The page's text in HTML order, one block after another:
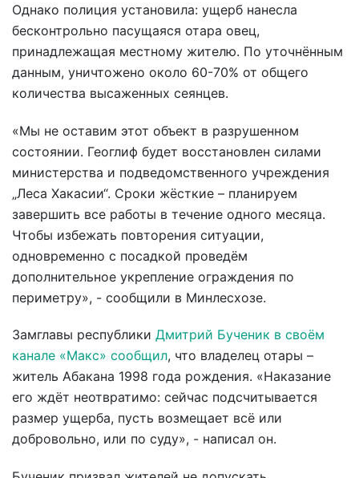
Однако полиция установила: ущерб нанесла
бесконтрольно пасущаяся отара овец,
принадлежащая местному жителю. По уточнённым
данным, уничтожено около 60-70% от общего
количества высаженных сеянцев.
«Мы не оставим этот объект в разрушенном
состоянии. Геоглиф будет восстановлен силами
министерства и подведомственного учреждения
„Леса Хакасии“. Сроки жёсткие – планируем
завершить все работы в течение одного месяца.
Чтобы избежать повторения ситуации,
одновременно с посадкой проведём
дополнительное укрепление ограждения по
периметру», - сообщили в Минлесхозе.
Замглавы республики Дмитрий Бученик в своём
канале «Макс» сообщил, что владелец отары –
житель Абакана 1998 года рождения. «Наказание
его ждёт неотвратимо: сейчас подсчитывается
размер ущерба, пусть возмещает всё или
добровольно, или по суду», - написал он.